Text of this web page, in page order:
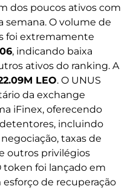
dos poucos ativos com
semana. O volume de
foi extremamente
, indicando baixa
ativos do ranking. A
LEO. O UNUS
da exchange
iFinex, oferecendo
incluindo
taxas de
outros privilégios
token foi lançado em
de recuperação